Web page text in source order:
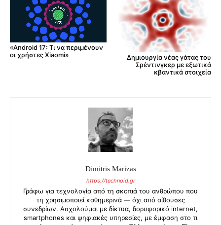
«Android 17: Τι να περιμένουν
οι χρήστες Xiaomi»
Δημιουργία νέας γάτας του
Σρέντινγκερ με εξωτικά
κβαντικά στοιχεία
Dimitris Marizas
https://technoid.gr
Γράφω για τεχνολογία από τη σκοπιά του ανθρώπου που
τη χρησιμοποιεί καθημερινά — όχι από αίθουσες
συνεδρίων. Ασχολούμαι με δίκτυα, δορυφορικό internet,
smartphones και ψηφιακές υπηρεσίες, με έμφαση στο τι